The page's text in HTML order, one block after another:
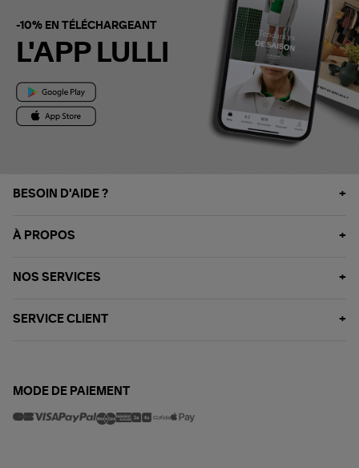
-10% EN TÉLÉCHARGEANT
L'APP LULLI
BESOIN D'AIDE ?
À PROPOS
NOS SERVICES
SERVICE CLIENT
MODE DE PAIEMENT